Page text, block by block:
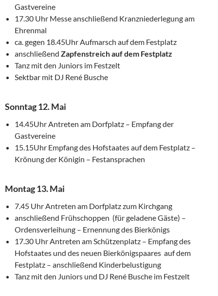
Gastvereine
17.30 Uhr Messe anschließend Kranzniederlegung am
Ehrenmal
ca. gegen 18.45Uhr Aufmarsch auf dem Festplatz
anschließend Zapfenstreich auf dem Festplatz
Tanz mit den Juniors im Festzelt
Sektbar mit DJ René Busche
Sonntag 12. Mai
14.45Uhr Antreten am Dorfplatz – Empfang der
Gastvereine
15.15Uhr Empfang des Hofstaates auf dem Festplatz –
Krönung der Königin – Festansprachen
Montag 13. Mai
7.45 Uhr Antreten am Dorfplatz zum Kirchgang
anschließend Frühschoppen (für geladene Gäste) –
Ordensverleihung – Ernennung des Bierkönigs
17.30 Uhr Antreten am Schützenplatz – Empfang des
Hofstaates und des neuen Bierkönigspaares auf dem
Festplatz – anschließend Kinderbelustigung
Tanz mit den Juniors und DJ René Busche im Festzelt